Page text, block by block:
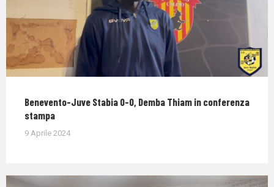
Benevento-Juve Stabia 0-0, Demba Thiam in conferenza
stampa
9 Aprile 2024